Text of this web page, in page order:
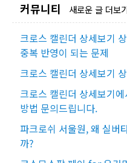
커뮤니티 새로운 글 더보
크로스 캘린더 상세보기
중복 반영이 되는 문제
크로스 캘린더 상세보기
크로스 캘린더 상세보기
방법 문의드립니다.
파크로쉬 서울원, 왜 실버
까?